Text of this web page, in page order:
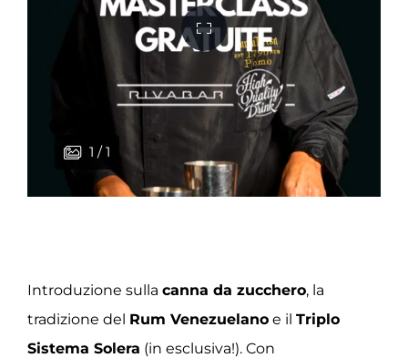
1 / 1
Introduzione sulla canna da zucchero, la
tradizione del Rum Venezuelano e il Triplo
Sistema Solera (in esclusiva!). Con